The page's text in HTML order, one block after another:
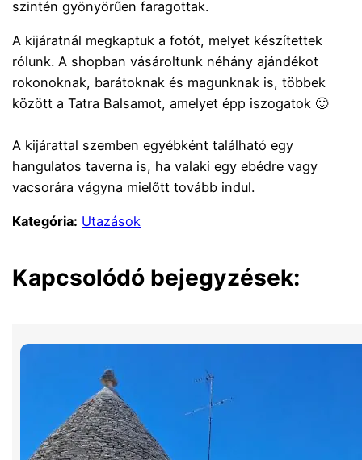
szintén gyönyörűen faragottak.
A kijáratnál megkaptuk a fotót, melyet készítettek
rólunk. A shopban vásároltunk néhány ajándékot
rokonoknak, barátoknak és magunknak is, többek
között a Tatra Balsamot, amelyet épp iszogatok 🙂
A kijárattal szemben egyébként található egy
hangulatos taverna is, ha valaki egy ebédre vagy
vacsorára vágyna mielőtt tovább indul.
Kategória: Utazások
Kapcsolódó bejegyzések: